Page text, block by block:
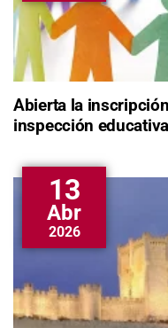
Abierta la
inspección
13
Abr
2026